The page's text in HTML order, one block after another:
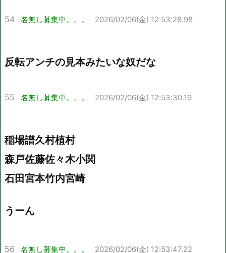
54 名無し募集中。。。 2026/02/06(金) 12:53:28.98
反転アンチの見本みたいな奴だな
55 名無し募集中。。。 2026/02/06(金) 12:53:30.19
稲場譜久村植村
森戸佐藤佐々木小関
石田宮本竹内宮崎
うーん
56 名無し募集中。。。 2026/02/06(金) 12:53:47.22